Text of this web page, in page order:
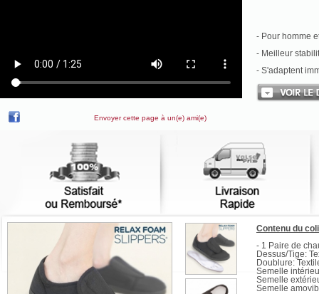
Envoyer cette page à un(e) ami(e)
Contenu du
- 1 Paire de
Dessus/Tige:
Doublure:
Semelle
Semelle
Semelle
- Pour homme
- Meilleur
- S'adaptent